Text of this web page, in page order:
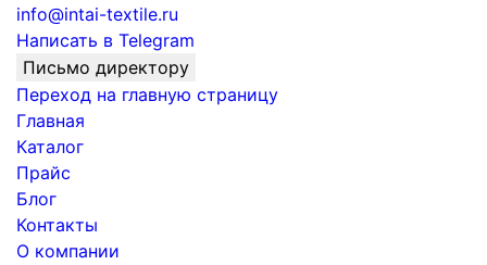
info@intai-textile.ru
Написать в Telegram
Письмо директору
Переход на главную страницу
Главная
Каталог
Прайс
Блог
Контакты
О компании